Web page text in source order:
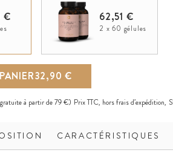
€ 62,51 €
2 x 60 gélules
32,90 €
à partir de 79 €) Prix TTC, horsfrais d’expédition,
CARACTÉRISTIQUES